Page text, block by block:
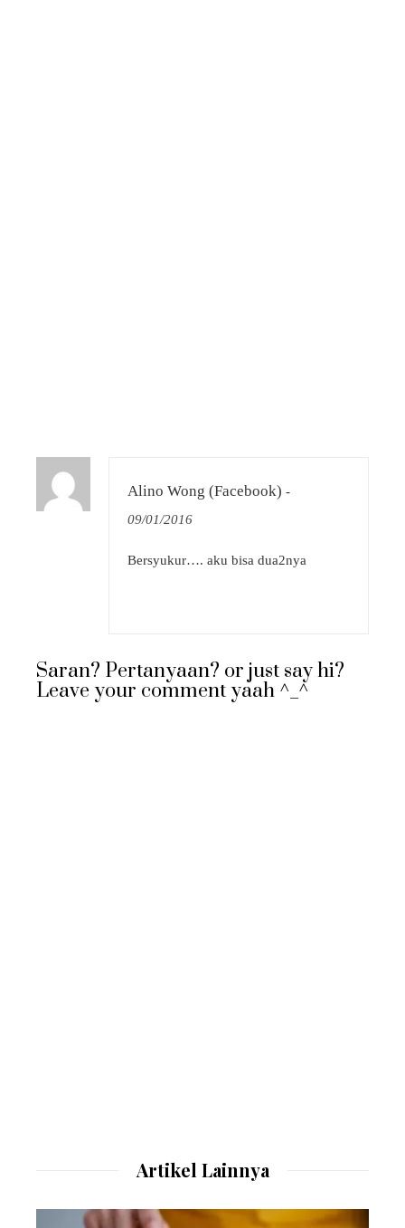
Alino Wong (Facebook) -
09/01/2016
Bersyukur…. aku bisa dua2nya
Saran? Pertanyaan? or just say hi?
Leave your comment yaah ^_^
Artikel Lainnya